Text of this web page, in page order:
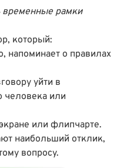
временные рамки
который:
напоминает о правилах
уйти в
человека или
или флипчарте.
наибольший отклик,
вопросу.